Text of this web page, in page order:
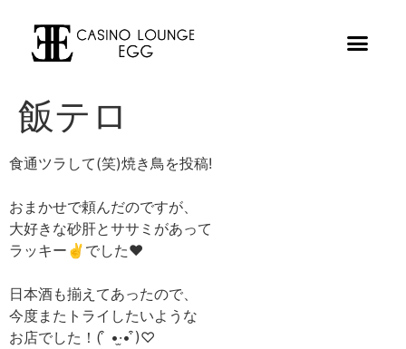
飯テロ
食通ツラして(笑)焼き鳥を投稿!
おまかせで頼んだのですが、
大好きな砂肝とササミがあって
ラッキー✌️でした❤︎
日本酒も揃えてあったので、
今度またトライしたいような
お店でした！( ͒ •·̫• ͒)♡